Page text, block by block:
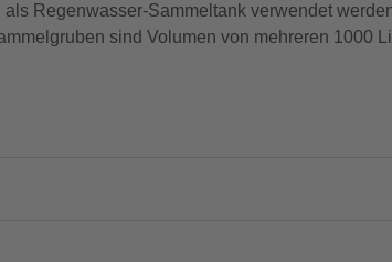
Regenwasser-Sammeltank verwendet
sind Volumen von mehreren 1000